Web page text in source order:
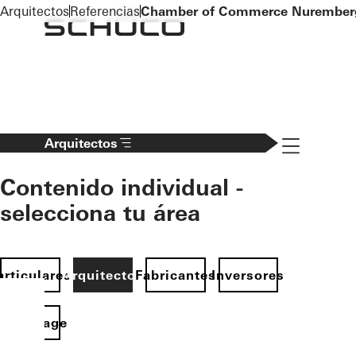
To the main content
Arquitectos
Contenido individual -
selecciona tu área
ArquitectosFabricantesInversores
Navigation
ArquitectosReferenciasChamber of Commerce